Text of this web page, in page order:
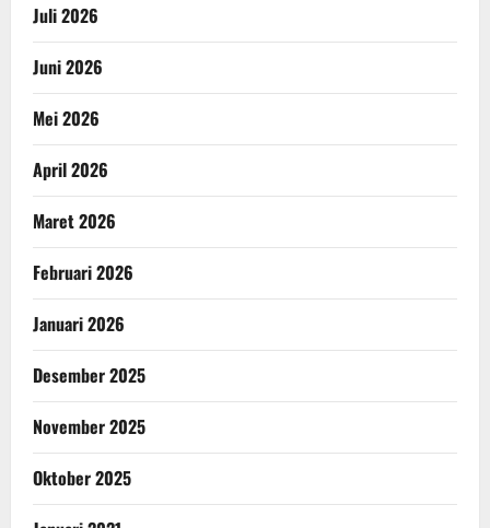
Juli 2026
Juni 2026
Mei 2026
April 2026
Maret 2026
Februari 2026
Januari 2026
Desember 2025
November 2025
Oktober 2025